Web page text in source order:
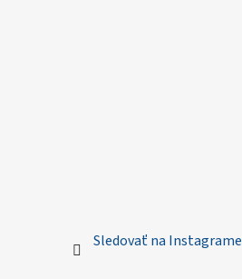
Sledovať na Instagrame